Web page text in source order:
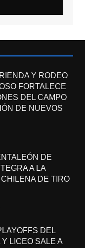
Y RODEO
FORTALECE
DEL CAMPO
DE NUEVOS
DE
A LA
DE TIRO
DEL
LICEO SALE A